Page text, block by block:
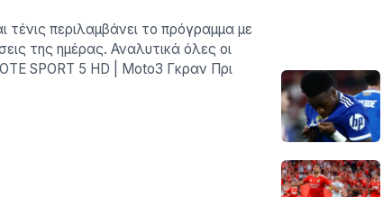
περιλαμβάνει το πρόγραμμα με
της ημέρας. Αναλυτικά όλες οι
SPORT 5 HD | Moto3 Γκραν Πρι